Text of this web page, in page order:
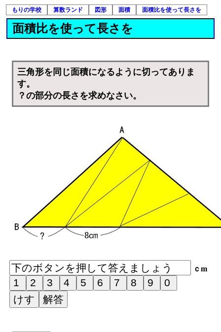
もりの学校 算数ランド 図形 面積 面積比を使って長さを
面積比を使って長さを
三角形を同じ面積になるように切ってありま
す。
？の部分の長さを求めなさい。
ｃm